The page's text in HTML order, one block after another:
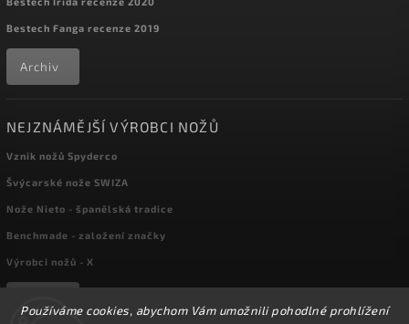
Používáme cookies, abychom Vám umožnili pohodlné prohlížení
Bestech Fanga recenze 2019
Archiv
NEJZNÁMĚJŠÍ VÝROBCI NOŽŮ
Vznik nožů Spyderco
Švýcarské nože SWIZA
Nože Nieto - španělská tradice
Benchmade - založení značky
Výrobci nožů - X